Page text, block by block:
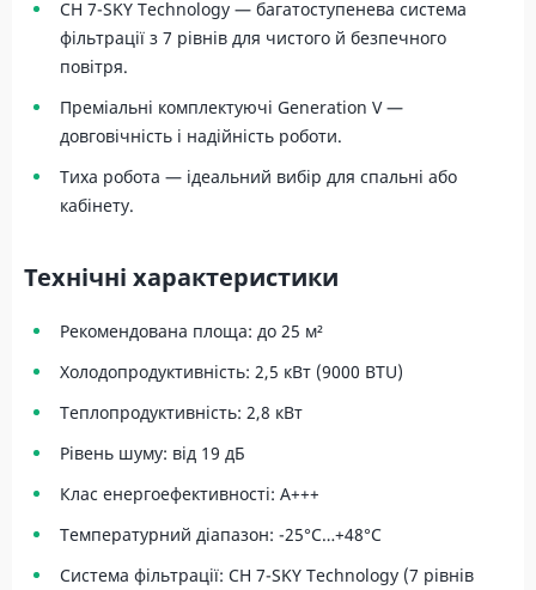
CH 7-SKY Technology — багатоступенева система
фільтрації з 7 рівнів для чистого й безпечного
повітря.
Преміальні комплектуючі Generation V —
довговічність і надійність роботи.
Тиха робота — ідеальний вибір для спальні або
кабінету.
Технічні характеристики
Рекомендована площа: до 25 м²
Холодопродуктивність: 2,5 кВт (9000 BTU)
Теплопродуктивність: 2,8 кВт
Рівень шуму: від 19 дБ
Клас енергоефективності: A+++
Температурний діапазон: -25°C…+48°C
Система фільтрації: CH 7-SKY Technology (7 рівнів